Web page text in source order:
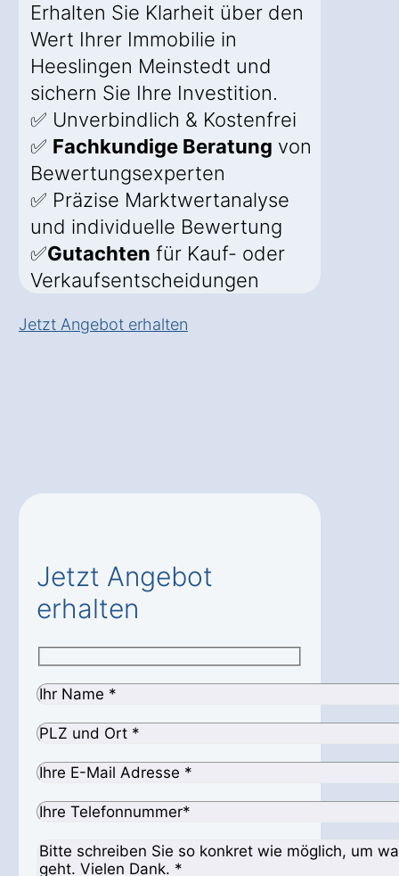
Erhalten Sie Klarheit über den
Wert Ihrer Immobilie in
Heeslingen Meinstedt und
sichern Sie Ihre Investition.
✅ Unverbindlich & Kostenfrei
✅ Fachkundige Beratung von
Bewertungsexperten
✅ Präzise Marktwertanalyse
und individuelle Bewertung
✅Gutachten für Kauf- oder
Verkaufsentscheidungen
Jetzt Angebot erhalten
Jetzt Angebot
erhalten